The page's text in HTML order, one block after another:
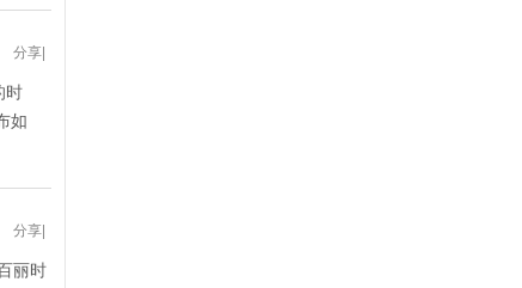
分享
时
如
分享
丽时